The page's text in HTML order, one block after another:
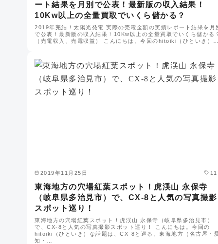
ート結果を月別で公表！最新版の収入結果！
10Kw以上の全量買取でいくら儲かる？
2019年完結！太陽光発電 実際の売電金額の実績レポート結果を月
で公表！最新版の収入結果！10Kw以上の全量買取でいくら儲かる
（売電収入、売電収益） こんにちは。今回のhitoiki（ひといき）…
2019年11月25日 11
東海地方の穴場紅葉スポット！虎渓山 永保寺
（岐阜県多治見市）で、CX-8と人気の写真撮影
スポット巡り！
東海地方の穴場紅葉スポット！虎渓山 永保寺（岐阜県多治見市）
で、CX-8と人気の写真撮影スポット巡り！ こんにちは。今回の
hitoiki（ひといき）な話題は、CX-8と巡る、東海地方（名古屋・
知・…